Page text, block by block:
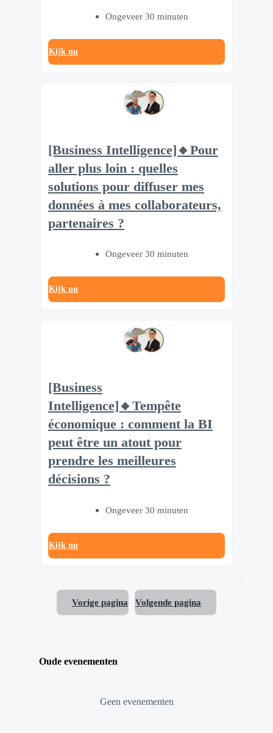
Ongeveer 30 minuten
Kijk nu
[Business Intelligence]🔸Pour
aller plus loin : quelles
solutions pour diffuser mes
données à mes collaborateurs,
partenaires ?
Ongeveer 30 minuten
Kijk nu
[Business
Intelligence]🔸Tempête
économique : comment la BI
peut être un atout pour
prendre les meilleures
décisions ?
Ongeveer 30 minuten
Kijk nu
Vorige pagina Volgende pagina
Oude evenementen
Geen evenementen